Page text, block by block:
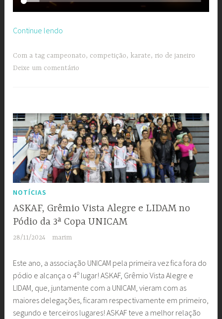
Continue lendo
Estadual
de
Com a tag campeonato, competição, karate, rio de janeiro
Deixe um comentário
NOTÍCIAS
ASKAF, Grêmio Vista Alegre e LIDAM no
Pódio da 3ª Copa UNICAM
28/11/2024 marim
Este ano, a associação UNICAM pela primeira vez fica fora do
pódio e alcança o 4º lugar! ASKAF, Grêmio Vista Alegre e
LIDAM, que, juntamente com a UNICAM, vieram com as
maiores delegações, ficaram respectivamente em primeiro,
segundo e terceiros lugares! ASKAF teve a melhor relação